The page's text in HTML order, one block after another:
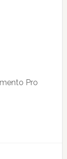
Pro